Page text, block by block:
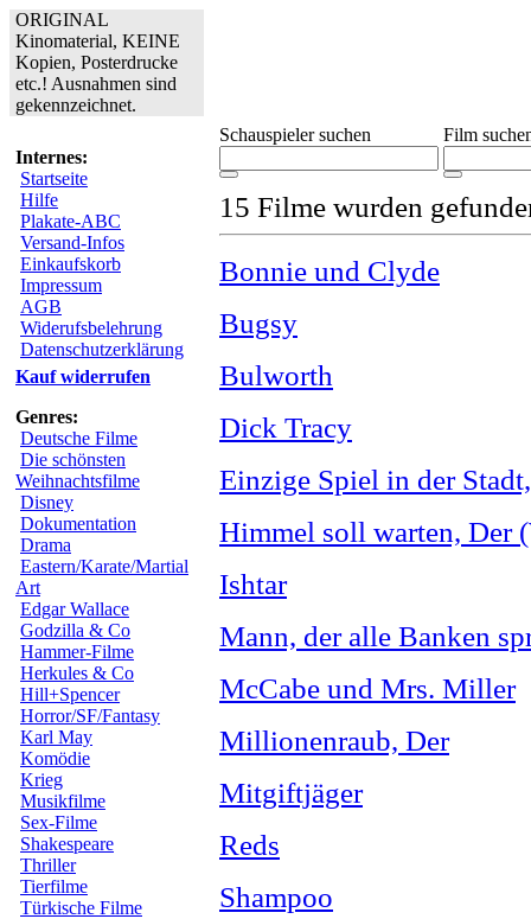
ORIGINAL
Kinomaterial, KEINE
Kopien, Posterdrucke
etc.! Ausnahmen sind
gekennzeichnet.
Internes:
Startseite
Hilfe
Plakate-ABC
Versand-Infos
Einkaufskorb
Impressum
AGB
Widerufsbelehrung
Datenschutzerklärung
Kauf widerrufen
Genres:
Deutsche Filme
Die schönsten
Weihnachtsfilme
Disney
Dokumentation
Drama
Eastern/Karate/Martial
Art
Edgar Wallace
Godzilla & Co
Hammer-Filme
Herkules & Co
Hill+Spencer
Horror/SF/Fantasy
Karl May
Komödie
Krieg
Musikfilme
Sex-Filme
Shakespeare
Thriller
Tierfilme
Türkische Filme
Schauspieler suchen Film
15 Filme wurden
Bonnie und Clyde
Bugsy
Bulworth
Dick Tracy
Einzige Spiel in der
Himmel soll warten, Der
Ishtar
Mann, der alle Banken
McCabe und Mrs. Miller
Millionenraub, Der
Mitgiftjäger
Reds
Shampoo